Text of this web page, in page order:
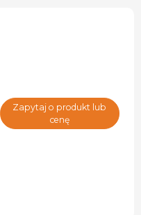
Zapytaj o produkt lub
cenę